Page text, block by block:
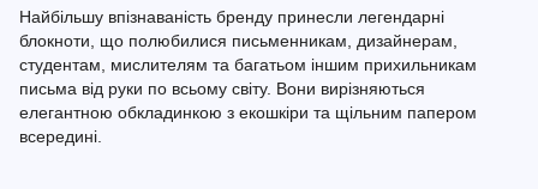
Найбільшу впізнаваність бренду принесли легендарні
блокноти, що полюбилися письменникам, дизайнерам,
студентам, мислителям та багатьом іншим прихильникам
письма від руки по всьому світу. Вони вирізняються
елегантною обкладинкою з екошкіри та щільним папером
всередині.